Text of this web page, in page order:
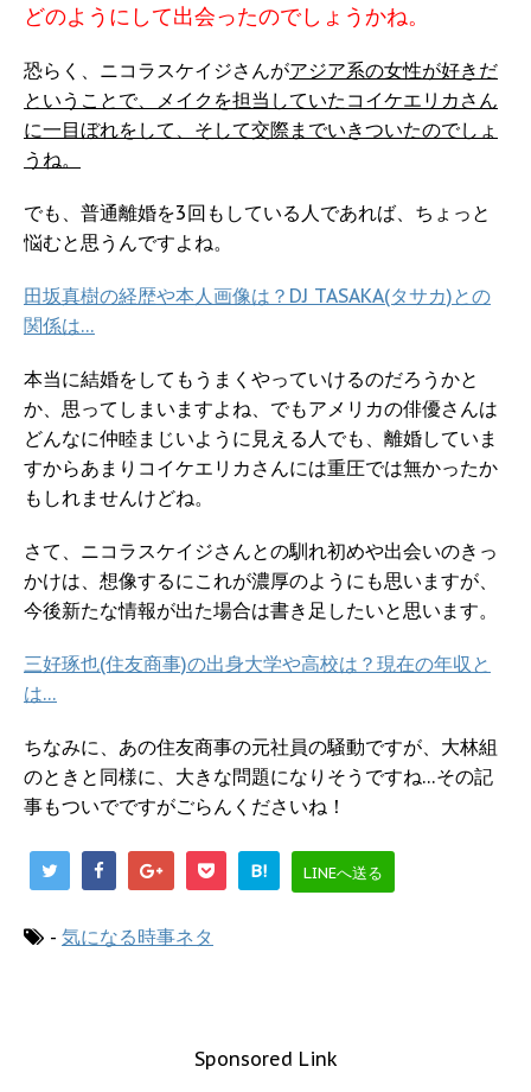
どのようにして出会ったのでしょうかね。
恐らく、ニコラスケイジさんがアジア系の女性が好きだ
ということで、メイクを担当していたコイケエリカさん
に一目ぼれをして、そして交際までいきついたのでしょ
うね。
でも、普通離婚を3回もしている人であれば、ちょっと
悩むと思うんですよね。
田坂真樹の経歴や本人画像は？DJ TASAKA(タサカ)との
関係は…
本当に結婚をしてもうまくやっていけるのだろうかと
か、思ってしまいますよね、でもアメリカの俳優さんは
どんなに仲睦まじいように見える人でも、離婚していま
すからあまりコイケエリカさんには重圧では無かったか
もしれませんけどね。
さて、ニコラスケイジさんとの馴れ初めや出会いのきっ
かけは、想像するにこれが濃厚のようにも思いますが、
今後新たな情報が出た場合は書き足したいと思います。
三好琢也(住友商事)の出身大学や高校は？現在の年収と
は…
ちなみに、あの住友商事の元社員の騒動ですが、大林組
のときと同様に、大きな問題になりそうですね…その記
事もついでですがごらんくださいね！
B! LINEへ送る
- 気になる時事ネタ
Sponsored Link